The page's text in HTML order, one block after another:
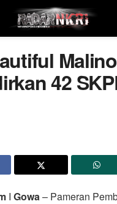
Malino
42
I Gowa– Pameran